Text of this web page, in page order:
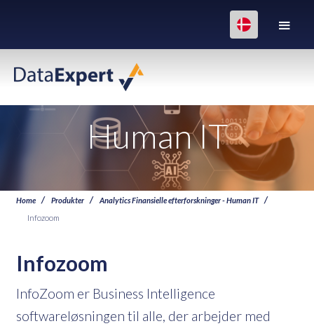
Human IT
Home Produkter
Analytics Finansielle efterforskninger - Human IT
Infozoom
Infozoom
InfoZoom er Business Intelligence
softwareløsningen til alle, der arbejder med